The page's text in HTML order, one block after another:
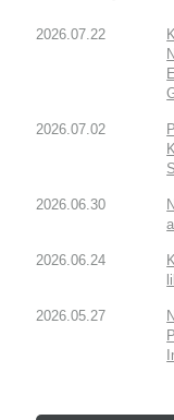
2026.07.22
2026.07.02
2026.06.30
2026.06.24
2026.05.27